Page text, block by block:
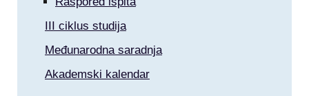
III ciklus studija
Međunarodna saradnja
Akademski kalendar